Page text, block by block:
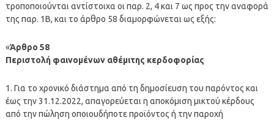
τροποποιούνται αντίστοιχα οι παρ. 2, 4 και 7 ως προς την αναφορά
της παρ. 1Β, και το άρθρο 58 διαμορφώνεται ως εξής:
«Άρθρο 58
Περιστολή φαινομένων αθέμιτης κερδοφορίας
1. Για το χρονικό διάστημα από τη δημοσίευση του παρόντος και
έως την 31.12.2022, απαγορεύεται η αποκόμιση μικτού κέρδους
από την πώληση οποιουδήποτε προϊόντος ή την παροχή